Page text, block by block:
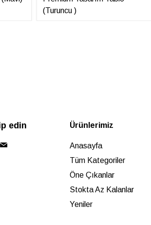
(Turuncu )
edin Ürünlerimiz
Anasayfa
Tüm Kategoriler
Öne Çıkanlar
Stokta Az Kalanlar
Yeniler